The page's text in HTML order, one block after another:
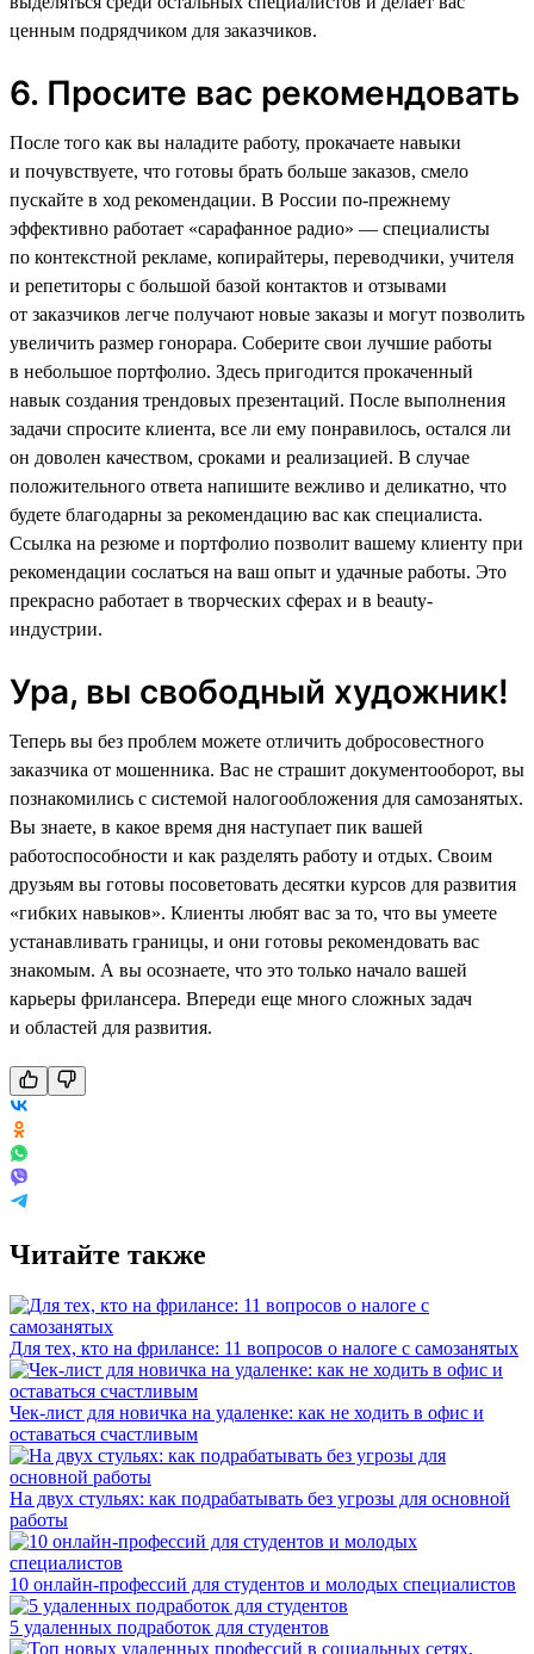
ценным подрядчиком для заказчиков.
6. Просите вас рекомендовать
После того как вы наладите работу, прокачаете навыки
и почувствуете, что готовы брать больше заказов, смело
пускайте в ход рекомендации. В России по-прежнему
эффективно работает «сарафанное радио» — специалисты
по контекстной рекламе, копирайтеры, переводчики, учителя
и репетиторы с большой базой контактов и отзывами
от заказчиков легче получают новые заказы и могут позволить
увеличить размер гонорара. Соберите свои лучшие работы
в небольшое портфолио. Здесь пригодится прокаченный
навык создания трендовых презентаций. После выполнения
задачи спросите клиента, все ли ему понравилось, остался ли
он доволен качеством, сроками и реализацией. В случае
положительного ответа напишите вежливо и деликатно, что
будете благодарны за рекомендацию вас как специалиста.
Ссылка на резюме и портфолио позволит вашему клиенту при
рекомендации сослаться на ваш опыт и удачные работы. Это
прекрасно работает в творческих сферах и в beauty-
индустрии.
Ура, вы свободный художник!
Теперь вы без проблем можете отличить добросовестного
заказчика от мошенника. Вас не страшит документооборот, вы
познакомились с системой налогообложения для самозанятых.
Вы знаете, в какое время дня наступает пик вашей
работоспособности и как разделять работу и отдых. Своим
друзьям вы готовы посоветовать десятки курсов для развития
«гибких навыков». Клиенты любят вас за то, что вы умеете
устанавливать границы, и они готовы рекомендовать вас
знакомым. А вы осознаете, что это только начало вашей
карьеры фрилансера. Впереди еще много сложных задач
и областей для развития.
Читайте также
Для тех, кто на фрилансе: 11 вопросов о налоге с самозанятых
Чек-лист для новичка на удаленке: как не ходить в офис и
оставаться счастливым
На двух стульях: как подрабатывать без угрозы для основной
работы
10 онлайн-профессий для студентов и молодых специалистов
5 удаленных подработок для студентов